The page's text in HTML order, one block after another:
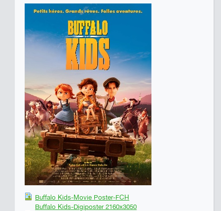
Buffalo Kids-Movie Poster-FCH
Buffalo Kids-Digiposter 2160x3050